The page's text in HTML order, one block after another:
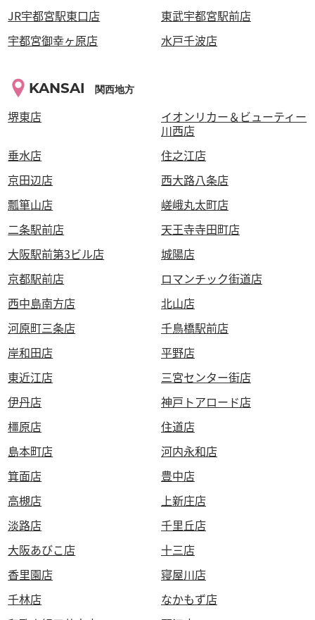
JR宇都宮駅東口店
東武宇都宮駅前店
宇都宮御幸ヶ原店
水戸千波店
KANSAI 関西地方
堺東店
イオンリカー＆ビューティー
川西店
垂水店
住之江店
京田辺店
西大路八条店
瓢箪山店
嵯峨丸太町店
二条駅前店
天王寺寺田町店
大阪駅前第3ビル店
城陽店
京都駅前店
ロマンチック街道店
西中島南方店
北山店
河原町三条店
千鳥橋駅前店
岸和田店
平野店
東近江店
三宮センター街店
伊丹店
神戸トアロード店
橿原店
住道店
島本町店
河内永和店
箕面店
豊中店
高槻店
上新庄店
淡路店
千里丘店
大阪あびこ店
十三店
香里園店
寝屋川店
千林店
なかもず店